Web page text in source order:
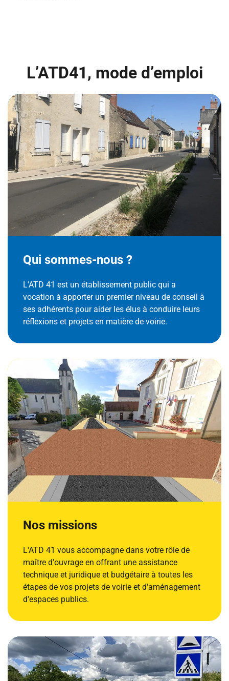
L’ATD41, mode d’emploi
Qui sommes-nous ?
L'ATD 41 est un établissement public qui a
vocation à apporter un premier niveau de conseil à
ses adhérents pour aider les élus à conduire leurs
réflexions et projets en matière de voirie.
Nos missions
L'ATD 41 vous accompagne dans votre rôle de
maître d'ouvrage en offrant une assistance
technique et juridique et budgétaire à toutes les
étapes de vos projets de voirie et d'aménagement
d'espaces publics.